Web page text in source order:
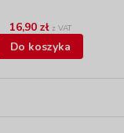
16,90 zł z VAT
Do koszyka